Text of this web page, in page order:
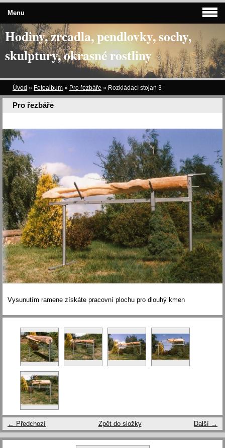
Hodiny, zrcadla, pendlovky, sochy,
skulptury, okrasné rostliny
Úvod » Fotoalbum » Pro řezbáře » Rozkládací stojan 3
Pro řezbáře
Vysunutím ramene získáte pracovní plochu pro dlouhý kmen
← Předchozí Další →
Zpět do složky
Menu